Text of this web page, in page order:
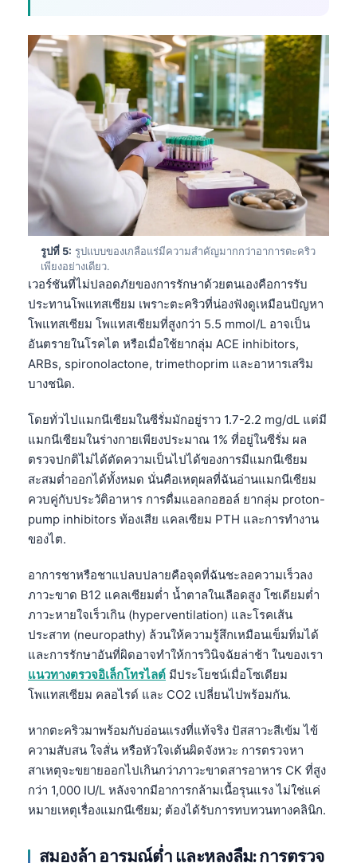
รูปที่ 5: รูปแบบของเกลือแร่มีความสำคัญมากกว่าอาการตะคริว
เพียงอย่างเดียว.
เวอร์ชันที่ไม่ปลอดภัยของการรักษาด้วยตนเองคือการรับ
ประทานโพแทสเซียม เพราะตะคริวที่น่องฟังดูเหมือนปัญหา
โพแทสเซียม โพแทสเซียมที่สูงกว่า 5.5 mmol/L อาจเป็น
อันตรายในโรคไต หรือเมื่อใช้ยากลุ่ม ACE inhibitors,
ARBs, spironolactone, trimethoprim และอาหารเสริม
บางชนิด.
โดยทั่วไปแมกนีเซียมในซีรั่มมักอยู่ราว 1.7-2.2 mg/dL แต่มี
แมกนีเซียมในร่างกายเพียงประมาณ 1% ที่อยู่ในซีรั่ม ผล
ตรวจปกติไม่ได้ตัดความเป็นไปได้ของการมีแมกนีเซียม
สะสมต่ำออกได้ทั้งหมด นั่นคือเหตุผลที่ฉันอ่านแมกนีเซียม
ควบคู่กับประวัติอาหาร การดื่มแอลกอฮอล์ ยากลุ่ม proton-
pump inhibitors ท้องเสีย แคลเซียม PTH และการทำงาน
ของไต.
อาการชาหรือชาแปลบปลายคือจุดที่ฉันชะลอความเร็วลง
ภาวะขาด B12 แคลเซียมต่ำ น้ำตาลในเลือดสูง โซเดียมต่ำ
ภาวะหายใจเร็วเกิน (hyperventilation) และโรคเส้น
ประสาท (neuropathy) ล้วนให้ความรู้สึกเหมือนเข็มทิ่มได้
และการรักษาอันที่ผิดอาจทำให้การวินิจฉัยล่าช้า ในของเรา
แนวทางตรวจอิเล็กโทรไลต์ มีประโยชน์เมื่อโซเดียม
โพแทสเซียม คลอไรด์ และ CO2 เปลี่ยนไปพร้อมกัน.
หากตะคริวมาพร้อมกับอ่อนแรงที่แท้จริง ปัสสาวะสีเข้ม ไข้
ความสับสน ใจสั่น หรือหัวใจเต้นผิดจังหวะ การตรวจหา
สาเหตุจะขยายออกไปเกินกว่าภาวะขาดสารอาหาร CK ที่สูง
กว่า 1,000 IU/L หลังจากมีอาการกล้ามเนื้อรุนแรง ไม่ใช่แค่
หมายเหตุเรื่องแมกนีเซียม; ต้องได้รับการทบทวนทางคลินิก.
สมองล้า อารมณ์ต่ำ และหลงลืม: การตรวจ